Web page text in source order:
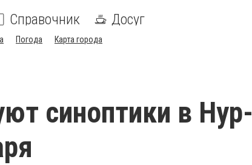
Справочник Досуг
Погода Карта города
синоптики в Нур-